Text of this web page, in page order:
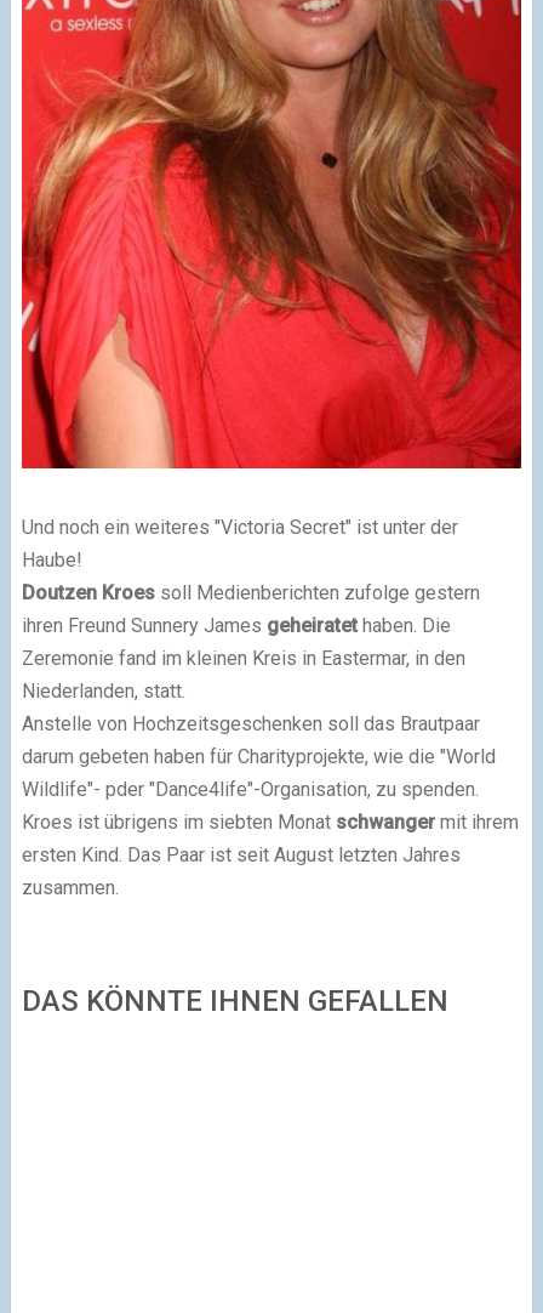
Und noch ein weiteres "Victoria Secret" ist unter der
Haube!
Doutzen Kroessoll Medienberichten zufolge gestern
ihren Freund Sunnery James geheiratethaben. Die
Zeremonie fand im kleinen Kreis in Eastermar, in den
Niederlanden, statt.
Anstelle von Hochzeitsgeschenken soll das Brautpaar
darum gebeten haben für Charityprojekte, wie die "World
Wildlife"- pder "Dance4life"-Organisation, zu spenden.
Kroes ist übrigens im siebten Monat schwangermit ihrem
ersten Kind. Das Paar ist seit August letzten Jahres
zusammen.
DAS KÖNNTE IHNEN GEFALLEN